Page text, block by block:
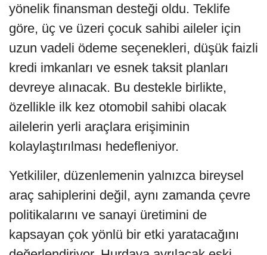
yönelik finansman desteği oldu. Teklife
göre, üç ve üzeri çocuk sahibi aileler için
uzun vadeli ödeme seçenekleri, düşük faizli
kredi imkanları ve esnek taksit planları
devreye alınacak. Bu destekle birlikte,
özellikle ilk kez otomobil sahibi olacak
ailelerin yerli araçlara erişiminin
kolaylaştırılması hedefleniyor.
Yetkililer, düzenlemenin yalnızca bireysel
araç sahiplerini değil, aynı zamanda çevre
politikalarını ve sanayi üretimini de
kapsayan çok yönlü bir etki yaratacağını